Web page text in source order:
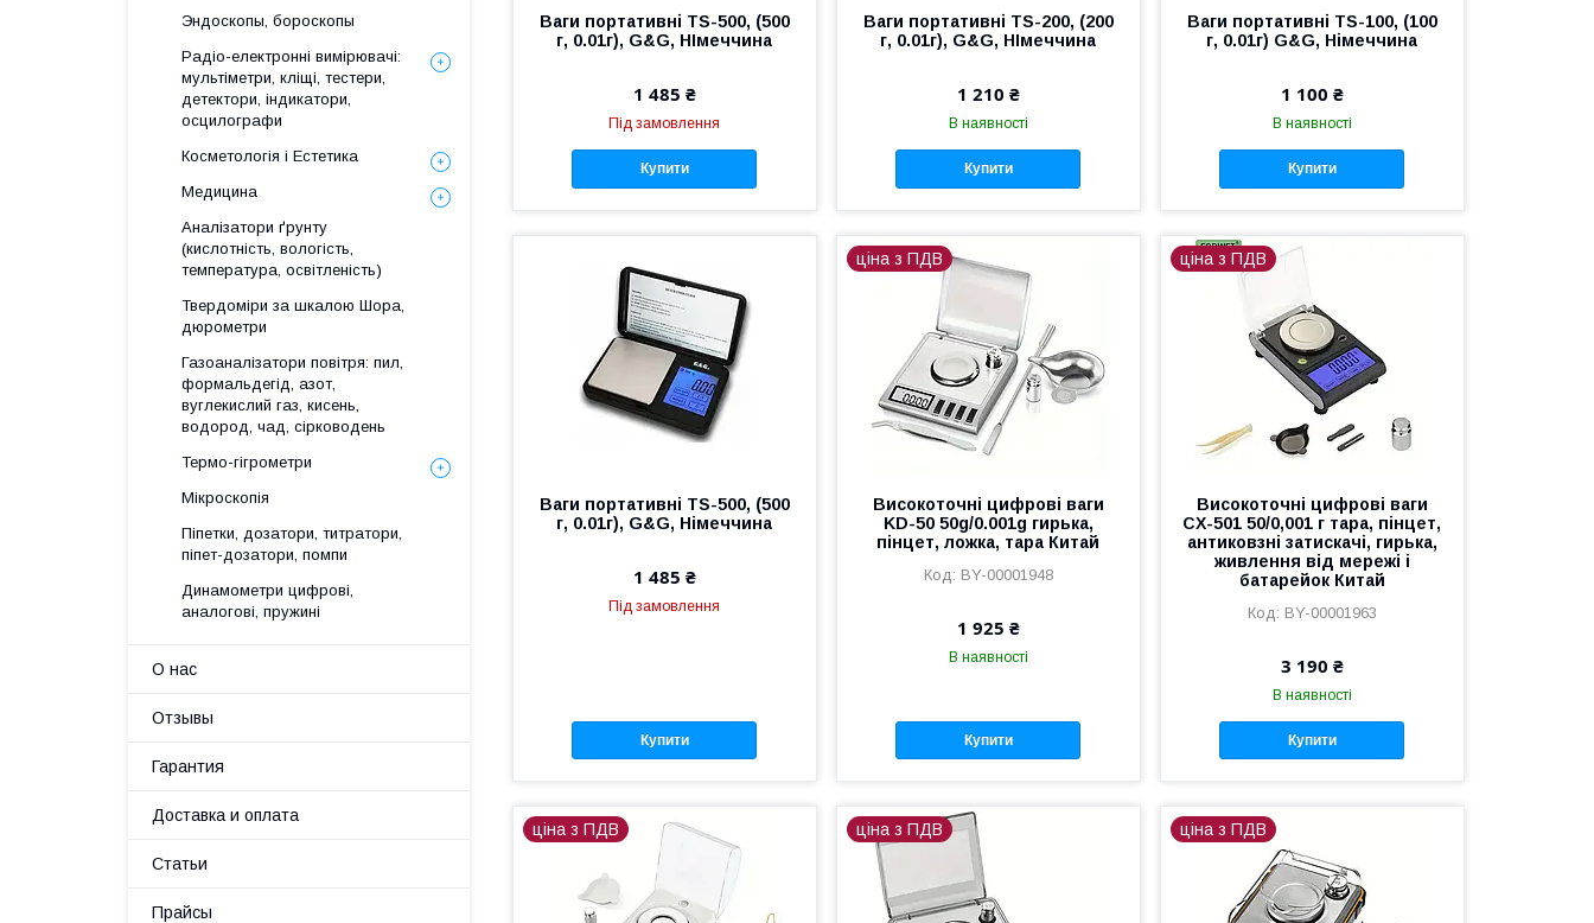
Ваги портативні TS-500, (500
г, 0.01г), G&G, НІмеччина
1 485 ₴
Під замовлення
Купити
Ваги портативні TS-200, (200
г, 0.01г), G&G, НІмеччина
1 210 ₴
В наявності
Купити
Ваги портативні TS-100, (100
г, 0.01г) G&G, Німеччина
1 100 ₴
В наявності
Купити
Ваги портативні TS-500, (500
г, 0.01г), G&G, Німеччина
1 485 ₴
Під замовлення
Купити
ціна з ПДВ
Високоточні цифрові ваги
KD-50 50g/0.001g гирька,
пінцет, ложка, тара Китай
BY-00001948
1 925 ₴
В наявності
Купити
ціна з ПДВ
Високоточні цифрові ваги
CX-501 50/0,001 г тара, пінцет,
антиковзні затискачі, гирька,
живлення від мережі і
батарейок Китай
BY-00001963
3 190 ₴
В наявності
Купити
ціна з ПДВ ціна з ПДВ ціна з ПДВ
Эндоскопы, бороскопы
Радіо-електронні вимірювачі:
мультіметри, кліщі, тестери,
детектори, індикатори,
осцилографи
Косметологія і Естетика
Медицина
Аналізатори ґрунту
(кислотність, вологість,
температура, освітленість)
Твердоміри за шкалою Шора,
дюрометри
Газоаналізатори повітря: пил,
формальдегід, азот,
вуглекислий газ, кисень,
водород, чад, сірководень
Термо-гігрометри
Мікроскопія
Піпетки, дозатори, титратори,
піпет-дозатори, помпи
Динамометри цифрові,
аналогові, пружині
О нас
Отзывы
Гарантия
Доставка и оплата
Статьи
Прайсы